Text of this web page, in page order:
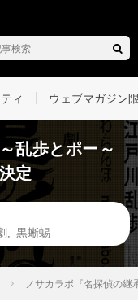
ィ ウェブマガジン
乱歩とポー～
定
黒蜥蜴
ノサカラボ『名探偵の継